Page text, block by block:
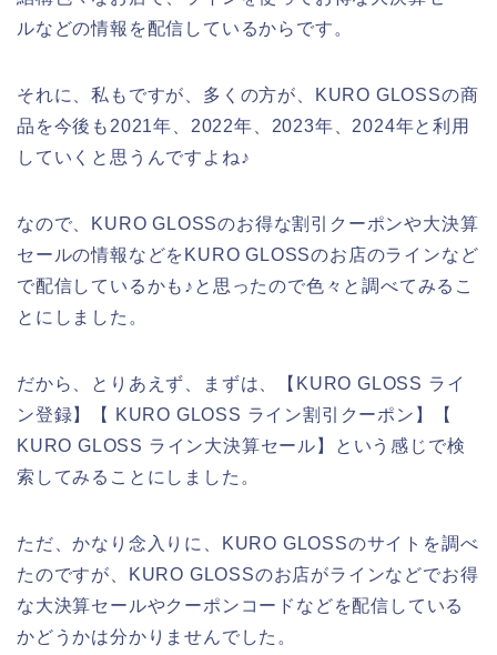
ルなどの情報を配信しているからです。
それに、私もですが、多くの方が、KURO GLOSSの商
品を今後も2021年、2022年、2023年、2024年と利用
していくと思うんですよね♪
なので、KURO GLOSSのお得な割引クーポンや大決算
セールの情報などをKURO GLOSSのお店のラインなど
で配信しているかも♪と思ったので色々と調べてみるこ
とにしました。
だから、とりあえず、まずは、【KURO GLOSS ライ
ン登録】【 KURO GLOSS ライン割引クーポン】【
KURO GLOSS ライン大決算セール】という感じで検
索してみることにしました。
ただ、かなり念入りに、KURO GLOSSのサイトを調べ
たのですが、KURO GLOSSのお店がラインなどでお得
な大決算セールやクーポンコードなどを配信している
かどうかは分かりませんでした。